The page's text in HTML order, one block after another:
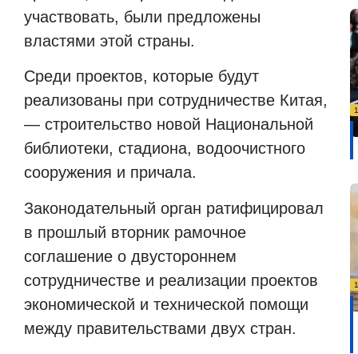
участвовать, были предложены
властями этой страны.
Среди проектов, которые будут
реализованы при сотрудничестве Китая,
— строительство новой Национальной
библиотеки, стадиона, водоочистного
сооружения и причала.
Законодательный орган ратифицировал
в прошлый вторник рамочное
соглашение о двустороннем
сотрудничестве и реализации проектов
экономической и технической помощи
между правительствами двух стран.